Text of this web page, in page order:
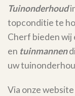
Tuinonderhoud
topconditie te
Cherf bieden wij
en tuinmannen
uw
Via onze